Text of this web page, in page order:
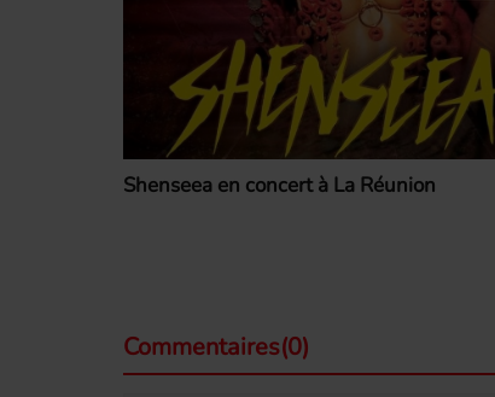
Shenseea en concert à La Réunion
Commentaires(0)